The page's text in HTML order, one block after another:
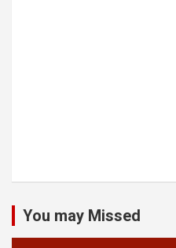
You may Missed